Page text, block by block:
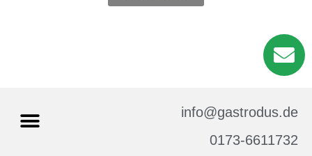
info@gastrodus.de
0173-6611732